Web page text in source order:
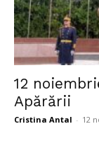
12
Apărării
Cristina Antal - 12